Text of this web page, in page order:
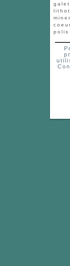
galet
coeur
polis